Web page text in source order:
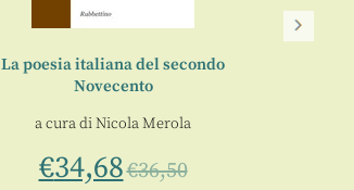
La poesia italiana del secondo
Novecento
a cura diNicola Merola
€34,68€36,50